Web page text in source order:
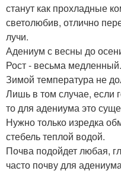
станут как прохладные
светолюбив, отлично
лучи.
Адениум с весны до
Рост - весьма медленный.
Зимой температура не
Лишь в том случае, если
то для адениума это
Нужно только изредка
стебель теплой водой.
Почва подойдет любая,
часто почву для